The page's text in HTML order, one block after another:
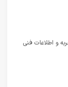
و اطلاعات فنی